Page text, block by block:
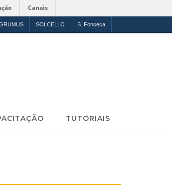
Canais
SOLCELLO S. Fonseca
TUTORIAIS